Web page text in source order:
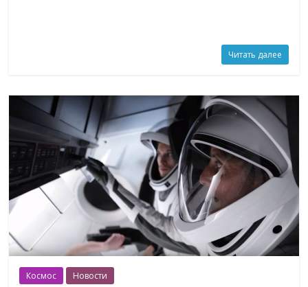
Читать далее
Космос Новости